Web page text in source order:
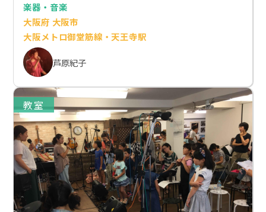
楽器・音楽
大阪府 大阪市
大阪メトロ御堂筋線・天王寺駅
芦原紀子
教室